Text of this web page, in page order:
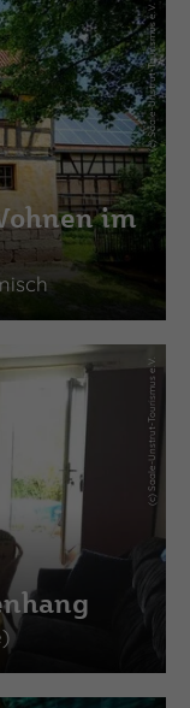
(c) Saale-Unstrut-Tourismus e.V.
im
(c) Saale-Unstrut-Tourismus e.V.